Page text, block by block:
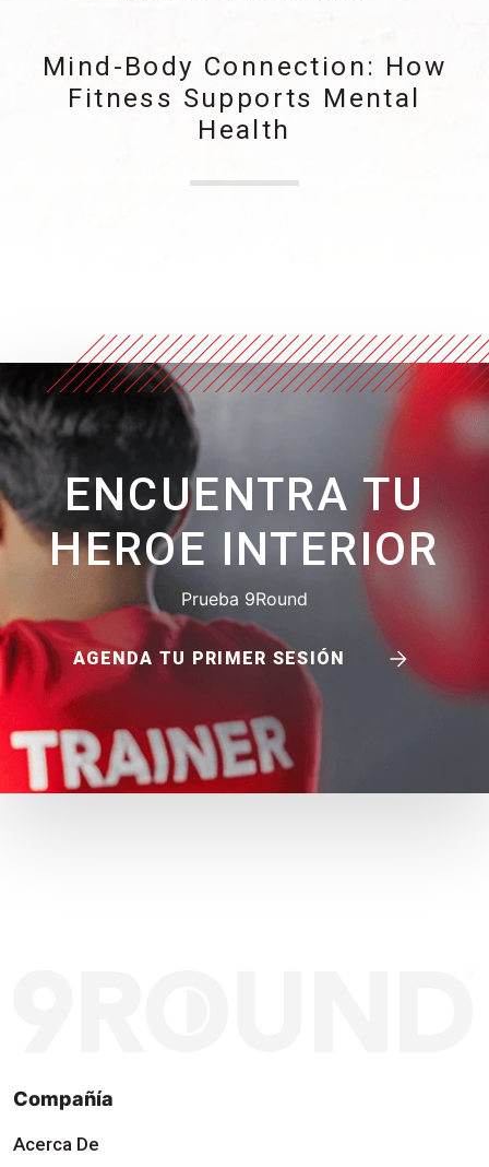
Mind-Body Connection: How
Fitness Supports Mental
Health
ENCUENTRA TU
HEROE INTERIOR
Prueba 9Round
AGENDA TU PRIMER SESIÓN
Compañía
Acerca De